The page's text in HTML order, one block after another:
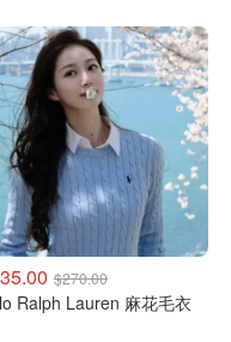
$270.00
Ralph Lauren 麻花毛衣